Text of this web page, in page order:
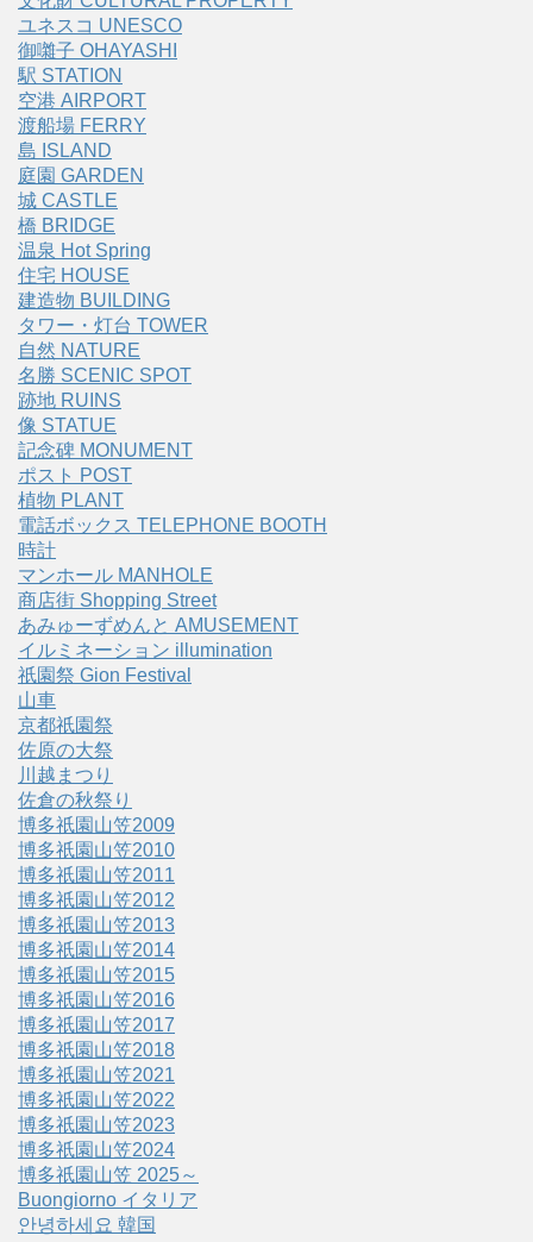
ユネスコ UNESCO
御囃子 OHAYASHI
駅 STATION
空港 AIRPORT
渡船場 FERRY
島 ISLAND
庭園 GARDEN
城 CASTLE
橋 BRIDGE
温泉 Hot Spring
住宅 HOUSE
建造物 BUILDING
タワー・灯台 TOWER
自然 NATURE
名勝 SCENIC SPOT
跡地 RUINS
像 STATUE
記念碑 MONUMENT
ポスト POST
植物 PLANT
電話ボックス TELEPHONE BOOTH
時計
マンホール MANHOLE
商店街 Shopping Street
あみゅーずめんと AMUSEMENT
イルミネーション illumination
祇園祭 Gion Festival
山車
京都祇園祭
佐原の大祭
川越まつり
佐倉の秋祭り
博多祇園山笠2009
博多祇園山笠2010
博多祇園山笠2011
博多祇園山笠2012
博多祇園山笠2013
博多祇園山笠2014
博多祇園山笠2015
博多祇園山笠2016
博多祇園山笠2017
博多祇園山笠2018
博多祇園山笠2021
博多祇園山笠2022
博多祇園山笠2023
博多祇園山笠2024
博多祇園山笠 2025～
Buongiorno イタリア
안녕하세요 韓国